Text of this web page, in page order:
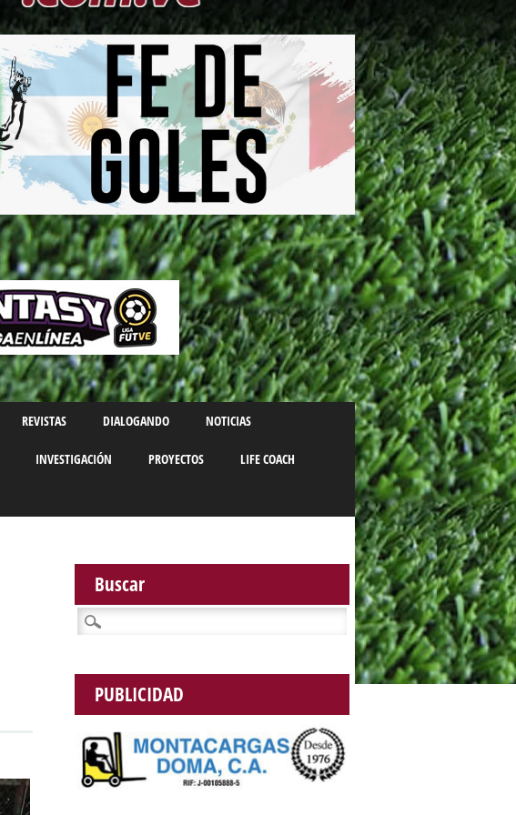
REVISTAS DIALOGANDO NOTICIAS
INVESTIGACIÓN PROYECTOS LIFE COACH
Buscar
Buscar:
PUBLICIDAD